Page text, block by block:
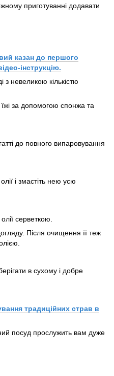
приготуванні додавати
казан до першого
інструкцію.
з невеликою кількістю
за допомогою спонжа та
до повного випаровування
і змастіть нею усю
серветкою.
Після очищення її теж
в сухому і добре
традиційних страв в
посуд прослужить вам дуже